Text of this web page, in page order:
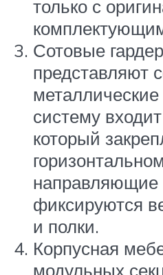
только с
Сотовые
представляют
систему
который
фиксируются
и полки.
Корпусная
модульных